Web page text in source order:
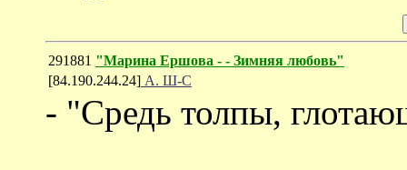
291881 "Марина Ершова - - Зимняя любовь"
[84.190.244.24] А. Ш-С
- "Средь толпы,